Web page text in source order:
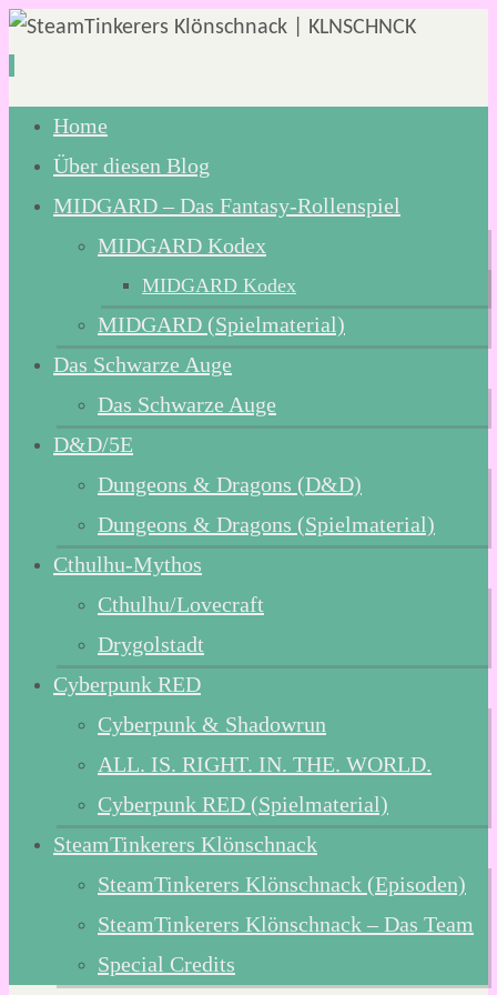
Zum
Inhalt
springen
Home
Über diesen Blog
MIDGARD – Das Fantasy-Rollenspiel
MIDGARD Kodex
MIDGARD Kodex
MIDGARD (Spielmaterial)
Das Schwarze Auge
Das Schwarze Auge
D&D/5E
Dungeons & Dragons (D&D)
Dungeons & Dragons (Spielmaterial)
Cthulhu-Mythos
Cthulhu/Lovecraft
Drygolstadt
Cyberpunk RED
Cyberpunk & Shadowrun
ALL. IS. RIGHT. IN. THE. WORLD.
Cyberpunk RED (Spielmaterial)
SteamTinkerers Klönschnack
SteamTinkerers Klönschnack (Episoden)
SteamTinkerers Klönschnack – Das Team
Special Credits